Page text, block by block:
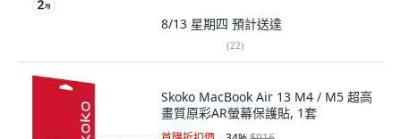
8/13 星期四 預計送達
(22)
Skoko MacBook Air 13 M4 / M5 超高
畫質原彩AR螢幕保護貼, 1套